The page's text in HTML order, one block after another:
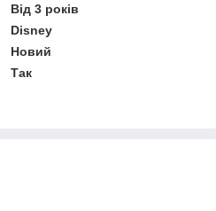
Від 3 років
Disney
Новий
Так